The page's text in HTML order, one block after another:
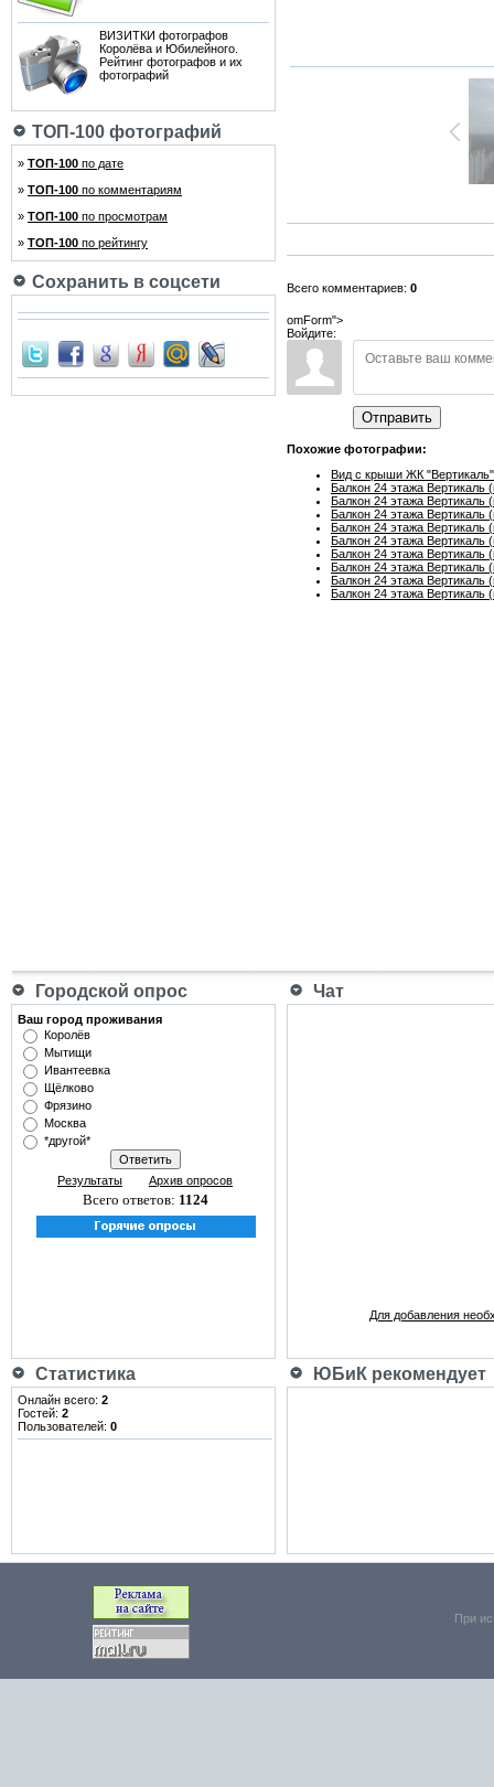
ВИЗИТКИ фотографов
Королёва и Юбилейного.
Рейтинг фотографов и их
фотографий
ТОП-100 фотографий
» ТОП-100 по дате
» ТОП-100 по комментариям
» ТОП-100 по просмотрам
» ТОП-100 по рейтингу
Сохранить в соцсети Всего комментариев: 0
omForm">
Войдите:
Отправить
Похожие фотографии:
Вид с крыши ЖК
Балкон 24 этажа Вертикаль
Балкон 24 этажа Вертикаль
Балкон 24 этажа Вертикаль
Балкон 24 этажа Вертикаль
Балкон 24 этажа Вертикаль
Балкон 24 этажа Вертикаль
Балкон 24 этажа Вертикаль
Балкон 24 этажа Вертикаль
Балкон 24 этажа Вертикаль
Городской опрос Чат
Ваш город проживания
Королёв
Мытищи
Ивантеевка
Щёлково
Фрязино
Москва
*другой*
Результаты Архив опросов
Всего ответов: 1124
Для добавления
Статистика ЮБиК рекомендует
Онлайн всего: 2
Гостей: 2
Пользователей: 0
При